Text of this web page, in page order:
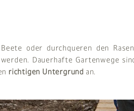
oder durchqueren den
Dauerhafte Gartenwege
richtigen Untergrund an.